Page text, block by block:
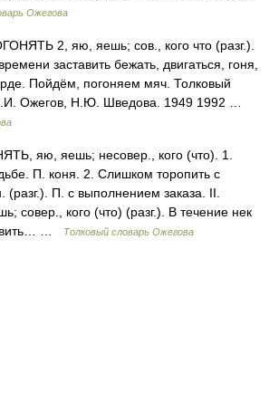
Ожегова
2, яю, яешь; сов., кого что (разг.).
заставить бежать, двигаться, гоня,
Пойдём, погоняем мяч. Толковый
Ожегов, Н.Ю. Шведова. 1949 1992 …
яю, яешь; несовер., кого (что). 1.
П. коня. 2. Слишком торопить с
(разг.). П. с выполнением заказа. II.
кого (что) (разг.). В течение нек
…
Толковый словарь Ожегова